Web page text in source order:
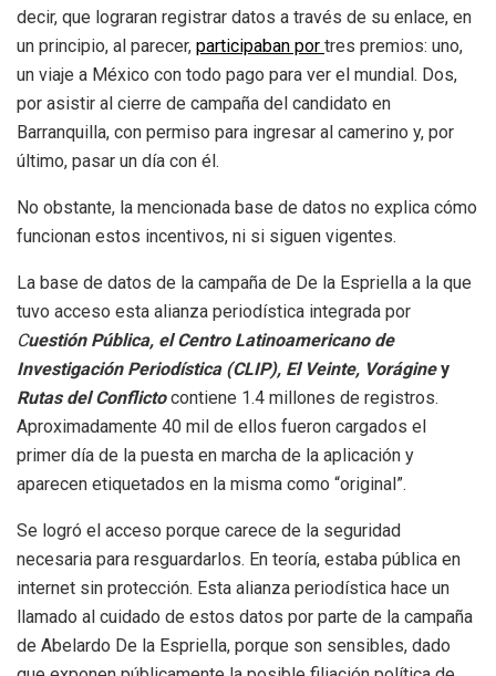
decir, que lograran registrar datos a través de su enlace, en
un principio, al parecer, participaban por tres premios: uno,
un viaje a México con todo pago para ver el mundial. Dos,
por asistir al cierre de campaña del candidato en
Barranquilla, con permiso para ingresar al camerino y, por
último, pasar un día con él.
No obstante, la mencionada base de datos no explica cómo
funcionan estos incentivos, ni si siguen vigentes.
La base de datos de la campaña de De la Espriella a la que
tuvo acceso esta alianza periodística integrada por
Cuestión Pública, el Centro Latinoamericano de
Investigación Periodística (CLIP), El Veinte, Voráginey
Rutas del Conflictocontiene 1.4 millones de registros.
Aproximadamente 40 mil de ellos fueron cargados el
primer día de la puesta en marcha de la aplicación y
aparecen etiquetados en la misma como “original”.
Se logró el acceso porque carece de la seguridad
necesaria para resguardarlos. En teoría, estaba pública en
internet sin protección. Esta alianza periodística hace un
llamado al cuidado de estos datos por parte de la campaña
de Abelardo De la Espriella, porque son sensibles, dado